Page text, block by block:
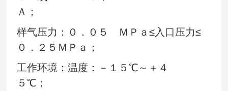
Ａ
样气压力：０．０５ ＭＰａ≤入口压力≤
０．２５ＭＰａ；
工作环境：温度：－１５℃～＋４
５℃；